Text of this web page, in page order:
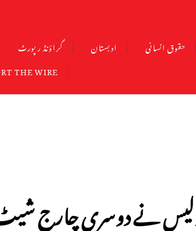
حقوق انسانی ادبستان گراؤنڈ رپورٹ
THE WIRE
پولیس نے دوسری چارج